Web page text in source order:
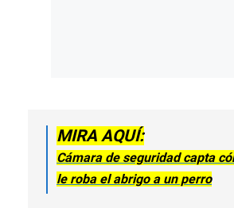
MIRA AQUÍ:
Cámara de seguridad capta
le roba el abrigo a un perro